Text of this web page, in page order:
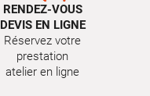
RENDEZ-VOUS
DEVIS EN LIGNE
Réservez votre
prestation
atelier en ligne